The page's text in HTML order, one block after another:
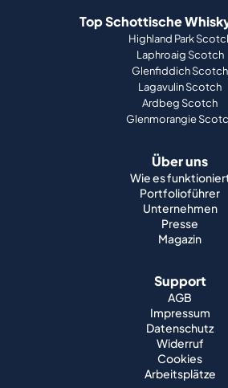
Top Schottische
Highland Park
Laphroaig Scotch
Glenfiddich Scotch
Lagavulin Scotch
Ardbeg Scotch
Glenmorangie
Über uns
Wie es
Portfolioführer
Unternehmen
Presse
Magazin
Support
AGB
Impressum
Datenschutz
Widerruf
Cookies
Arbeitsplätze